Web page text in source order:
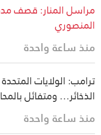
مراسل المنار: قصف
المنصوري
منذ ساعة واحدة
ترامب: الولايات
الذخائر… ومتفائل
منذ ساعة واحدة